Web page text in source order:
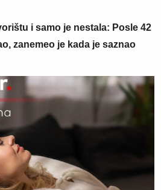
i samo je nestala: Posle 42
zanemeo je kada je saznao